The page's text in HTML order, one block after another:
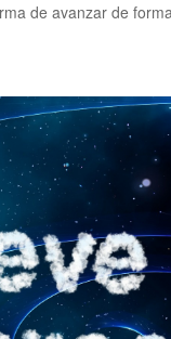
de avanzar de